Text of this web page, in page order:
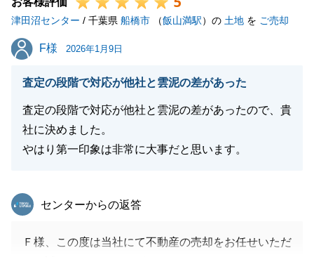
引き続きよろしくお願いいたします。
閉じる
津田沼センター / 千葉県 船橋市 （飯山満駅）の 土地 を ご売却
F様
F様 2026年1月9日
査定の段階で対応が他社と雲泥の差があった
査定の段階で対応が他社と雲泥の差があったので、貴
社に決めました。
やはり第一印象は非常に大事だと思います。
東急リバブル
センターからの返答
Ｆ様、この度は当社にて不動産の売却をお任せいただ